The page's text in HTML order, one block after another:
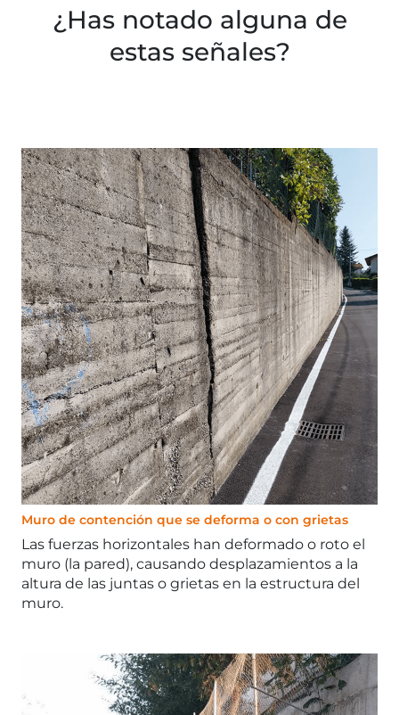
¿Has notado alguna de
estas señales?
Muro de contención que se deforma o con grietas
Las fuerzas horizontales han deformado o roto el
muro (la pared), causando desplazamientos a la
altura de las juntas o grietas en la estructura del
muro.